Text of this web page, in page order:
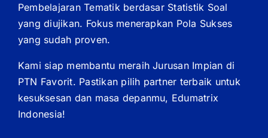
Pembelajaran Tematik berdasar Statistik Soal
yang diujikan. Fokus menerapkan Pola Sukses
yang sudah proven.
Kami siap membantu meraih Jurusan Impian di
PTN Favorit. Pastikan pilih partner terbaik untuk
kesuksesan dan masa depanmu, Edumatrix
Indonesia!